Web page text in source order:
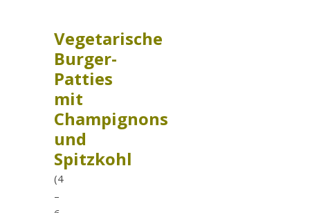
Vegetarische
Burger-
Patties
mit
Champignons
und
Spitzkohl
(4
–